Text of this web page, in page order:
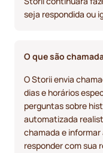
seja respondida ou
O que são
O Storii envia
dias e horários
perguntas sobre
automatizada
chamada e
responder com sua